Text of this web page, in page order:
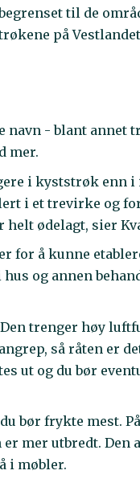
til de
på
- blant annet
mer.
i kyststrøk enn
i et trevirke og
ødelagt, sier
for å kunne
og annen
trenger høy
så råten er
ut og du bør
bør frykte mest.
mer utbredt. Den
i møbler.